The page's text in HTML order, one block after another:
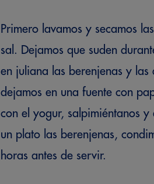
Primero lavamos y secamos
sal. Dejamos que suden
en juliana las berenjenas y
dejamos en una fuente con
con el yogur, salpimiéntanos
un plato las berenjenas,
horas antes de servir.